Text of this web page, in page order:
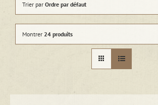
Trier par Ordre par défaut
Montrer 24 produits